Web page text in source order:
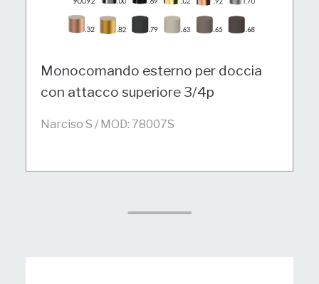
Monocomando esterno per doccia
con attacco superiore 3/4p
Narciso S / MOD: 78007S